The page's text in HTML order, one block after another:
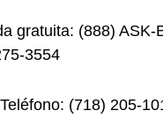
gratuita: (888) ASK-
3554
Teléfono: (718) 205-